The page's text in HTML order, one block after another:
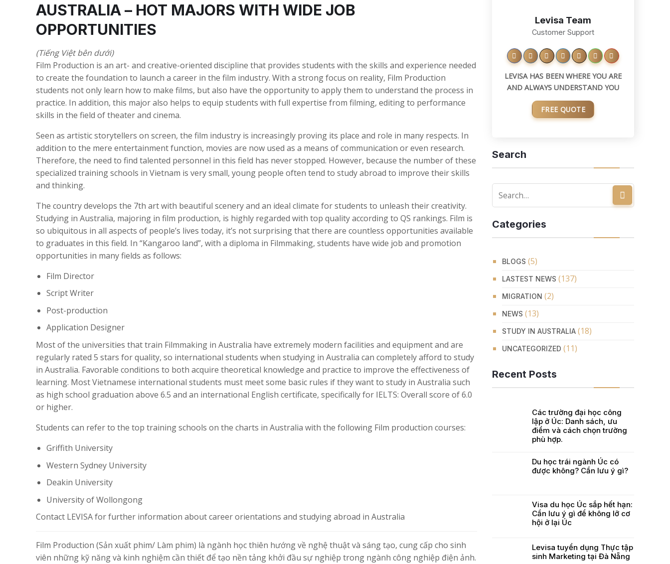
AUSTRALIA – HOT MAJORS WITH WIDE JOB
OPPORTUNITIES
(Tiếng Việt bên dưới)
Film Production is an art- and creative-oriented discipline that provides students with the skills and experience needed
to create the foundation to launch a career in the film industry. With a strong focus on reality, Film Production
students not only learn how to make films, but also have the opportunity to apply them to understand the process in
practice. In addition, this major also helps to equip students with full expertise from filming, editing to performance
skills in the field of theater and cinema.
Seen as artistic storytellers on screen, the film industry is increasingly proving its place and role in many respects. In
addition to the mere entertainment function, movies are now used as a means of communication or even research.
Therefore, the need to find talented personnel in this field has never stopped. However, because the number of these
specialized training schools in Vietnam is very small, young people often tend to study abroad to improve their skills
and thinking.
The country develops the 7th art with beautiful scenery and an ideal climate for students to unleash their creativity.
Studying in Australia, majoring in film production, is highly regarded with top quality according to QS rankings. Film is
so ubiquitous in all aspects of people’s lives today, it’s not surprising that there are countless opportunities available
to graduates in this field. In “Kangaroo land”, with a diploma in Filmmaking, students have wide job and promotion
opportunities in many fields as follows:
Film Director
Script Writer
Post-production
Application Designer
Most of the universities that train Filmmaking in Australia have extremely modern facilities and equipment and are
regularly rated 5 stars for quality, so international students when studying in Australia can completely afford to study
in Australia. Favorable conditions to both acquire theoretical knowledge and practice to improve the effectiveness of
learning. Most Vietnamese international students must meet some basic rules if they want to study in Australia such
as high school graduation above 6.5 and an international English certificate, specifically for IELTS: Overall score of 6.0
or higher.
Students can refer to the top training schools on the charts in Australia with the following Film production courses:
Griffith University
Western Sydney University
Deakin University
University of Wollongong
Contact LEVISA for further information about career orientations and studying abroad in Australia
Film Production (Sản xuất phim/ Làm phim) là ngành học thiên hướng về nghệ thuật và sáng tạo, cung cấp cho sinh
viên những kỹ năng và kinh nghiệm cần thiết để tạo nền tảng khởi đầu sự nghiệp trong ngành công nghiệp điện ảnh.
Levisa Team
Customer Support
LEVISA HAS BEEN WHERE YOU ARE
AND ALWAYS UNDERSTAND YOU
FREE QUOTE
Search
Categories
BLOGS (5)
LASTEST NEWS (137)
MIGRATION (2)
NEWS (13)
STUDY IN AUSTRALIA (18)
UNCATEGORIZED (11)
Recent Posts
Các trường đại học công
lập ở Úc: Danh sách, ưu
điểm và cách chọn trường
phù hợp.
Du học trái ngành Úc có
được không? Cần lưu ý gì?
Visa du học Úc sắp hết hạn:
Cần lưu ý gì để không lỡ cơ
hội ở lại Úc
Levisa tuyển dụng Thực tập
sinh Marketing tại Đà Nẵng